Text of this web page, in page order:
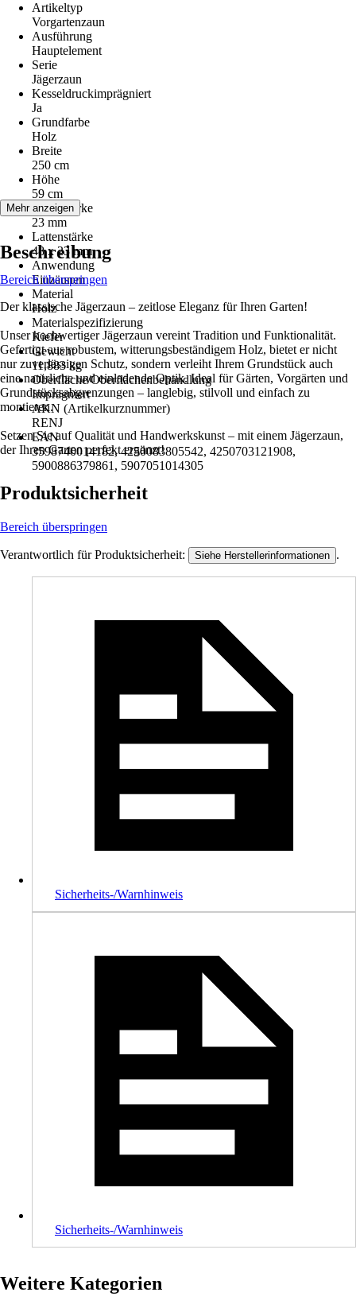
Artikeltyp
Vorgartenzaun
Ausführung
Hauptelement
Serie
Jägerzaun
Kesseldruckimprägniert
Ja
Grundfarbe
Holz
Breite
250 cm
Höhe
59 cm
Lattenstärke
23 mm
Lattenstärke
48 x 23 mm
Anwendung
Einzäunen
Material
Holz
Materialspezifizierung
Kiefer
Gewicht
11,883 kg
Oberfläche/Oberflächenbehandlung
Imprägniert
AKN (Artikelkurznummer)
RENJ
EAN
3598740014182, 4250083805542, 4250703121908,
5900886379861, 5907051014305
Mehr anzeigen
Beschreibung
Bereich überspringen
Der klassische Jägerzaun – zeitlose Eleganz für Ihren Garten!
Unser hochwertiger Jägerzaun vereint Tradition und Funktionalität.
Gefertigt aus robustem, witterungsbeständigem Holz, bietet er nicht
nur zuverlässigen Schutz, sondern verleiht Ihrem Grundstück auch
eine natürliche und einladende Optik. Ideal für Gärten, Vorgärten und
Grundstücksabgrenzungen – langlebig, stilvoll und einfach zu
montieren.
Setzen Sie auf Qualität und Handwerkskunst – mit einem Jägerzaun,
der Ihren Garten perfekt ergänzt!
Produktsicherheit
Bereich überspringen
Verantwortlich für Produktsicherheit: Siehe Herstellerinformationen .
Sicherheits-/Warnhinweis
Sicherheits-/Warnhinweis
Weitere Kategorien